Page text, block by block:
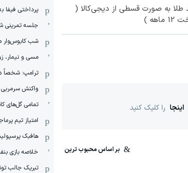
طلا به صورت قسطی از دیجی‌کالا (
)
اینجا را کلیک کنید
پرداختی فیفا
جلسه تمرینی
شب کابوس‌وار
مسی و نیمار،
ترامپ: شخصاً
واکنش سرمربی
تمامی گل‌های
امتیاز تیم
هافبک
خلاصه بازی بنفیکا 6 -
تبریک جالب